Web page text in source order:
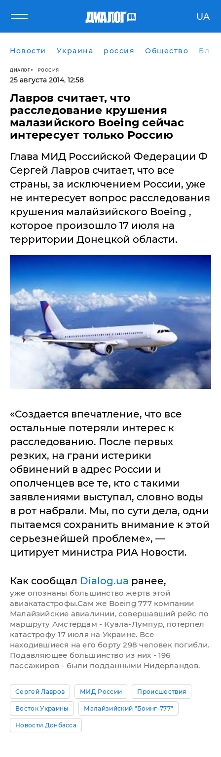
UA
Новости Украина россия Общество
ДИАЛОГ РОССИЯ
25 августа 2014, 12:58
Лавров считает, что
расследование крушения
малазийского Boeing сейчас
интересует только Россию
Глава МИД Российской Федерации Ф
Сергей Лавров считает, что все
страны, за исключением России, уже
не интересует вопрос расследования
крушения малайзийского Boeing ,
которое произошло 17 июля на
территории Донецкой области.
«Создается впечатление, что все
остальные потеряли интерес к
расследованию. После первых
резких, на грани истерики
обвинений в адрес России и
ополченцев все те, кто с такими
заявлениями выступал, словно воды
в рот набрали. Мы, по сути дела, одни
пытаемся сохранить внимание к этой
серьезнейшей проблеме», —
цитирует министра РИА Новости.
Как сообщал Dialog.ua ранее,
уже опознаны большинство жертв этой
авиакатастрофы.Сам же Boeing 777 компании
Малайзийские авиалинии, совершавший рейс по
маршруту Амстердам - Куала-Лумпур, потерпел
катастрофу 17 июля на Украине. Все
находившиеся на его борту 298 человек погибли.
Подавляющее большинство из них - 196
пассажиров - были подданными Нидерландов.
Сергей Лавров МИД России Происшествия
Восток Украины Малайзийский "Боинг-777"
Новости Донбасса